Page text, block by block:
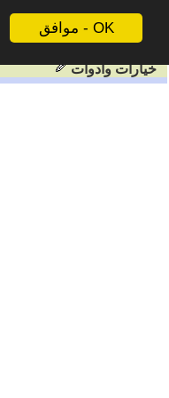
موافق - OK
خيارات وادوات